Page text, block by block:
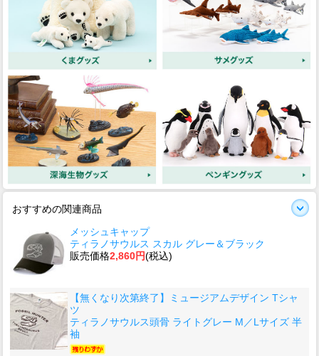
おすすめの関連商品
メッシュキャップ
ティラノサウルス スカル グレー＆ブラック
販売価格2,860円(税込)
【無くなり次第終了】ミュージアムデザイン Tシャ
ツ
ティラノサウルス頭骨 ライトグレー M／Lサイズ 半
袖